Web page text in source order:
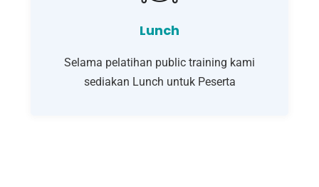
Lunch
Selama pelatihan public training kami
sediakan Lunch untuk Peserta